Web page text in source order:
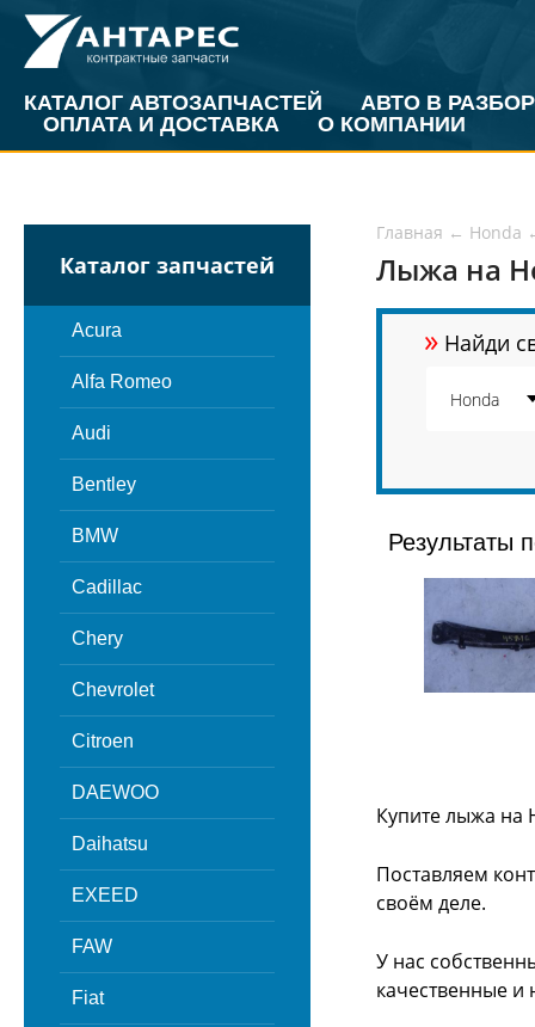
КАТАЛОГ АВТОЗАПЧАСТЕЙ
АВТО В РАЗБОР
ОПЛАТА И ДОСТАВКА
О КОМПАНИИ
Каталог запчастей
Acura
Alfa Romeo
Audi
Bentley
BMW
Cadillac
Chery
Chevrolet
Citroen
DAEWOO
Daihatsu
EXEED
FAW
Fiat
Главная ← Honda
Лыжа на
» Найди
Результаты
Купите лыжа на
Поставляем
своём деле.
У нас
качественные и